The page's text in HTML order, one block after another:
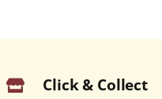
Click & Collect